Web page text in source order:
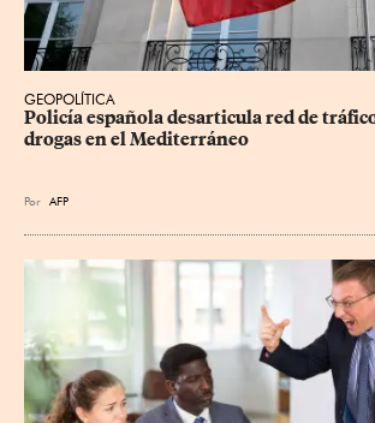
GEOPOLÍTICA
Policía española desarticula red de
drogas en el Mediterráneo
Por AFP